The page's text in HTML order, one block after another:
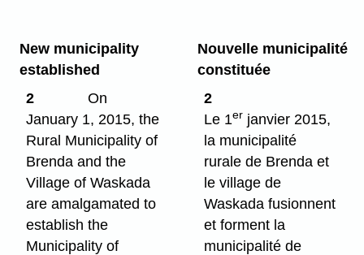
New municipality
established
2
On
January 1, 2015, the
Rural Municipality of
Brenda and the
Village of Waskada
are amalgamated to
establish the
Municipality of
Nouvelle municipalité
constituée
2
Le 1er janvier 2015,
la municipalité
rurale de Brenda et
le village de
Waskada fusionnent
et forment la
municipalité de